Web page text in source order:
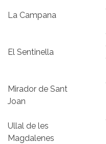
La Campana
El Sentinella
Mirador de Sant
Joan
Ullal de les
Magdalenes